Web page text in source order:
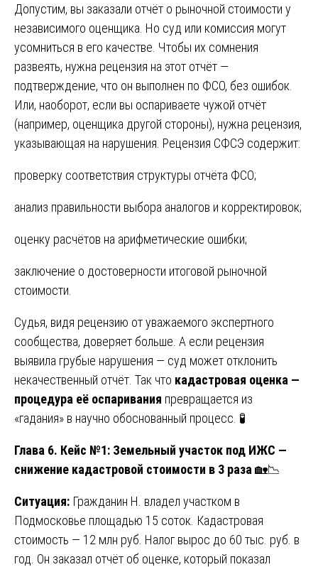
Допустим, вы заказали отчёт о рыночной стоимости у
независимого оценщика. Но суд или комиссия могут
усомниться в его качестве. Чтобы их сомнения
развеять, нужна рецензия на этот отчёт —
подтверждение, что он выполнен по ФСО, без ошибок.
Или, наоборот, если вы оспариваете чужой отчёт
(например, оценщика другой стороны), нужна рецензия,
указывающая на нарушения. Рецензия СФСЭ содержит:
проверку соответствия структуры отчёта ФСО;
анализ правильности выбора аналогов и корректировок;
оценку расчётов на арифметические ошибки;
заключение о достоверности итоговой рыночной
стоимости.
Судья, видя рецензию от уважаемого экспертного
сообщества, доверяет больше. А если рецензия
выявила грубые нарушения — суд может отклонить
некачественный отчёт. Так что кадастровая оценка —
процедура её оспаривания превращается из
«гадания» в научно обоснованный процесс. 🧪
Глава 6. Кейс №1: Земельный участок под ИЖС —
снижение кадастровой стоимости в 3 раза 🏡📉
Ситуация: Гражданин Н. владел участком в
Подмосковье площадью 15 соток. Кадастровая
стоимость — 12 млн руб. Налог вырос до 60 тыс. руб. в
год. Он заказал отчёт об оценке, который показал